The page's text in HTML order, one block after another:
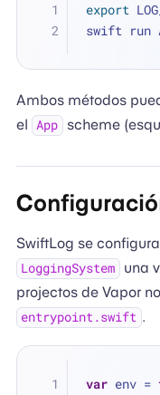
export
swift run
Ambos métodos
el App scheme
SwiftLog se
LoggingSystem
una
projectos de Vapor
entrypoint.swift .
var env =